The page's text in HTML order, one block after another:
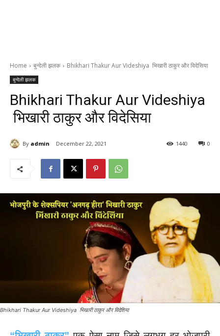
Home बुन्देली झलक Bhikhari Thakur Aur Videshiya भिखारी ठाकुर और विदेसिया
बुन्देली झलक
Bhikhari Thakur Aur Videshiya
भिखारी ठाकुर और विदेसिया
By admin December 22, 2021 0
1440
Bhikhari Thakur Aur Videshiya भिखारी ठाकुर और विदेशिया